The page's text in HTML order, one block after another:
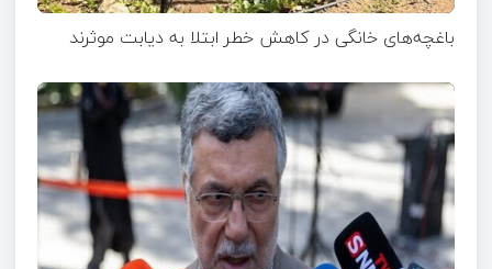
باغچه‌های خانگی در کاهش خطر ابتلا به دیابت موثرند